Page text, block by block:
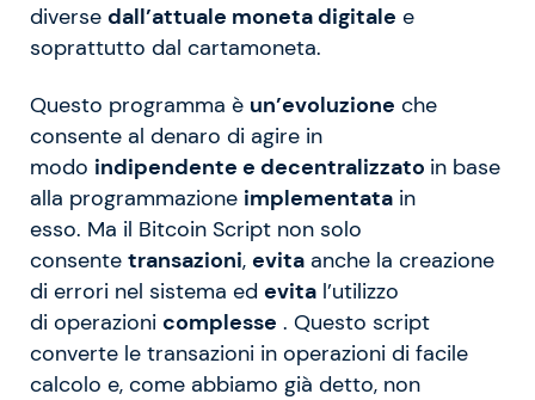
diverse dall’attuale moneta digitale e
soprattutto dal cartamoneta.
Questo programma è un’evoluzione che
consente al denaro di agire in
modo indipendente e decentralizzato in base
alla programmazione implementata in
esso. Ma il Bitcoin Script non solo
consente transazioni, evita anche la creazione
di errori nel sistema ed evita l’utilizzo
di operazioni complesse . Questo script
converte le transazioni in operazioni di facile
calcolo e, come abbiamo già detto, non